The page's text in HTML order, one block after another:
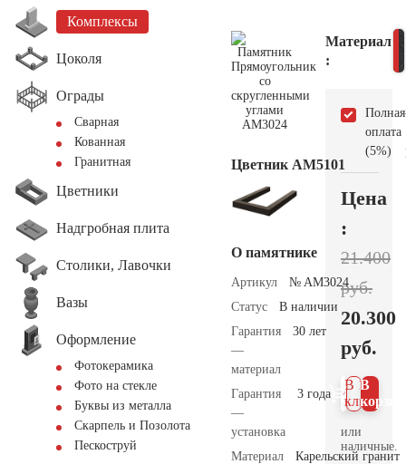
Комплексы
Цоколя
Ограды
Сварная
Кованная
Гранитная
Цветники
Надгробная плита
Столики, Лавочки
Вазы
Оформление
Фотокерамика
Фото на стекле
Буквы из металла
Скарпель и Позолота
Пескоструй
Цветник АМ5101
О памятнике
Артикул
№ AM3024
Статус
В наличии
Гарантия
—
материал
30 лет
Гарантия
—
установка
3 года
Материал
Карельский гранит
Материал
:
Полная
оплата
(5%)
Цена
:
21.400
руб.
20.300
руб.
В
В 1
клик
или
наличные.